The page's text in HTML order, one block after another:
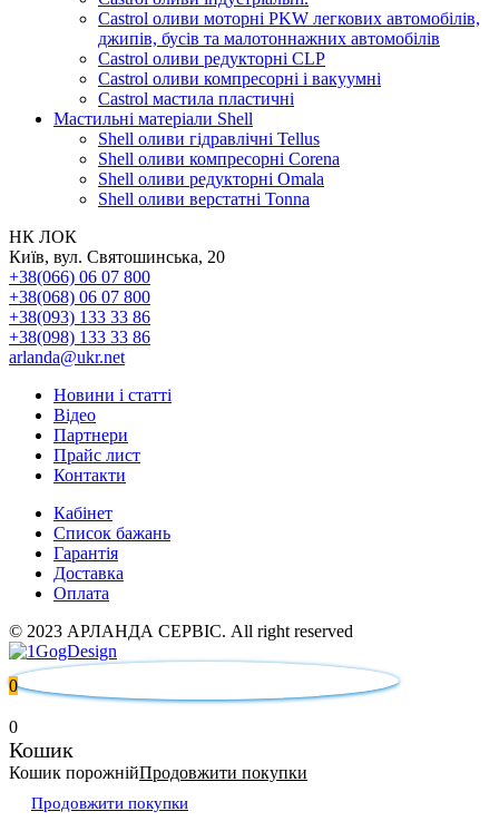
Castrol оливи моторні PKW легкових автомобілів,
джипів, бусів та малотоннажних автомобілів
Castrol оливи редукторні CLP
Castrol оливи компресорні і вакуумні
Castrol мастила пластичні
Мастильні матеріали Shell
Shell оливи гідравлічні Tellus
Shell оливи компресорні Corena
Shell оливи редукторні Omala
Shell оливи верстатні Tonna
НК ЛОК
Київ, вул. Святошинська, 20
+38(066) 06 07 800
+38(068) 06 07 800
+38(093) 133 33 86
+38(098) 133 33 86
arlanda@ukr.net
Новини і статті
Відео
Партнери
Прайс лист
Контакти
Кабінет
Список бажань
Гарантія
Доставка
Оплата
© 2023 АРЛАНДА СЕРВІС. All right reserved
0
0
Кошик
Кошик порожнійПродовжити покупки
Продовжити покупки